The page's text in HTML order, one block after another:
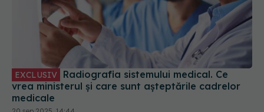
EXCLUSIV
Radiografia sistemului medical. Ce
vrea ministerul și care sunt așteptările cadrelor
20 sep 2025, 14:44